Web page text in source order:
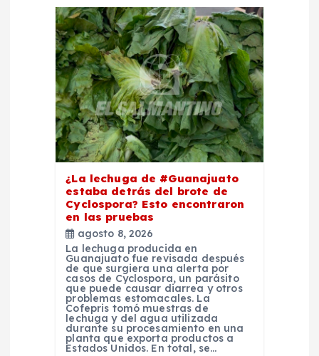
¿La lechuga de #Guanajuato
estaba detrás del brote de
Cyclospora? Esto encontraron
en las pruebas
agosto 8, 2026
La lechuga producida en
Guanajuato fue revisada después
de que surgiera una alerta por
casos de Cyclospora, un parásito
que puede causar diarrea y otros
problemas estomacales. La
Cofepris tomó muestras de
lechuga y del agua utilizada
durante su procesamiento en una
planta que exporta productos a
Estados Unidos. En total, se…